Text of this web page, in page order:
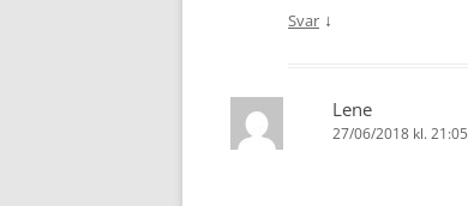
Svar ↓
Lene
27/06/2018 kl. 21:05